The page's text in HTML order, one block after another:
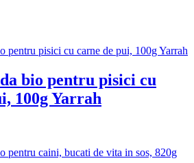
bio pentru pisici cu
100g Yarrah